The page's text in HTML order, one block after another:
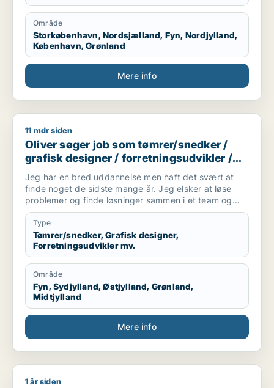
Område
Storkøbenhavn, Nordsjælland, Fyn, Nordjylland,
København, Grønland
Mere info
Oliver søger job som tømrer/snedker / grafisk designer /
11 mdr siden
Oliver søger job som tømrer/snedker /
grafisk designer / forretningsudvikler /
kreativ medarbejder / driftsleder
Jeg har en bred uddannelse men haft det svært at
finde noget de sidste mange år. Jeg elsker at løse
problemer og finde løsninger sammen i et team og
alene.
Jeg er akademisk men også hands on (ingeniør og
snedker). Jeg har laved forskellige tømre arbejde
privat, arbejder forskellige produktions virksomheder,
kan bruge mine hænder, læse og laver tekniske
tegninger. Godt til at skitsere ideer, visualiserer,
kommunikation i 7 sproget. Elsker at hjælpe og lede
mennesker. Innovation eller prototype udvikling fra
Idee til produktion er interessant hvor man også skal
bruger sine hænder. Nye tekknologier some AI/KI.
Internationale virksomheder.
Type
Tømrer/snedker, Grafisk designer,
Forretningsudvikler mv.
Område
Fyn, Sydjylland, Østjylland, Grønland,
Midtjylland
Mere info
Funsho søger job som lagermedarbejder /
1 år siden